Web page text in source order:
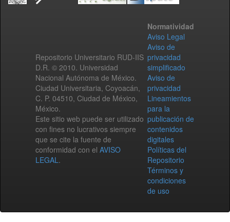
Repositorio Universitario RUD-IIS
D.R. © 2010. Universidad
Nacional Autónoma de México.
Ciudad Universitaria, Coyoacán,
C. P. 04510, Ciudad de México,
México.
Este sitio web puede ser utilizado
con fines no lucrativos siempre
que se cite la fuente de
conformidad con el AVISO
LEGAL.
Normatividad
Aviso Legal
Aviso de
privacidad
simplificado
Aviso de
privacidad
Lineamientos
para la
publicación de
contenidos
digitales
Políticas del
Repositorio
Términos y
condiciones
de uso